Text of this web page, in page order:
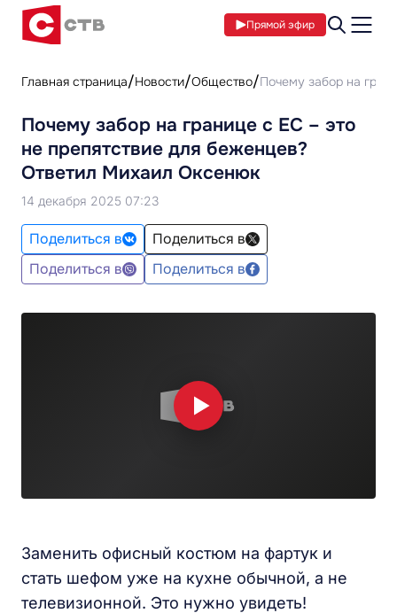
Прямой эфир
Главная страница Новости Общество Почему забор на
Почему забор на границе с ЕС – это
не препятствие для беженцев?
Ответил Михаил Оксенюк
14 декабря 2025 07:23
Поделиться в
Поделиться в
Поделиться в
Поделиться в
Заменить офисный костюм на фартук и
стать шефом уже на кухне обычной, а не
телевизионной. Это нужно увидеть!